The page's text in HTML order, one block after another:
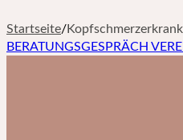
Startseite/
BERATUNGSGESPRÄCH